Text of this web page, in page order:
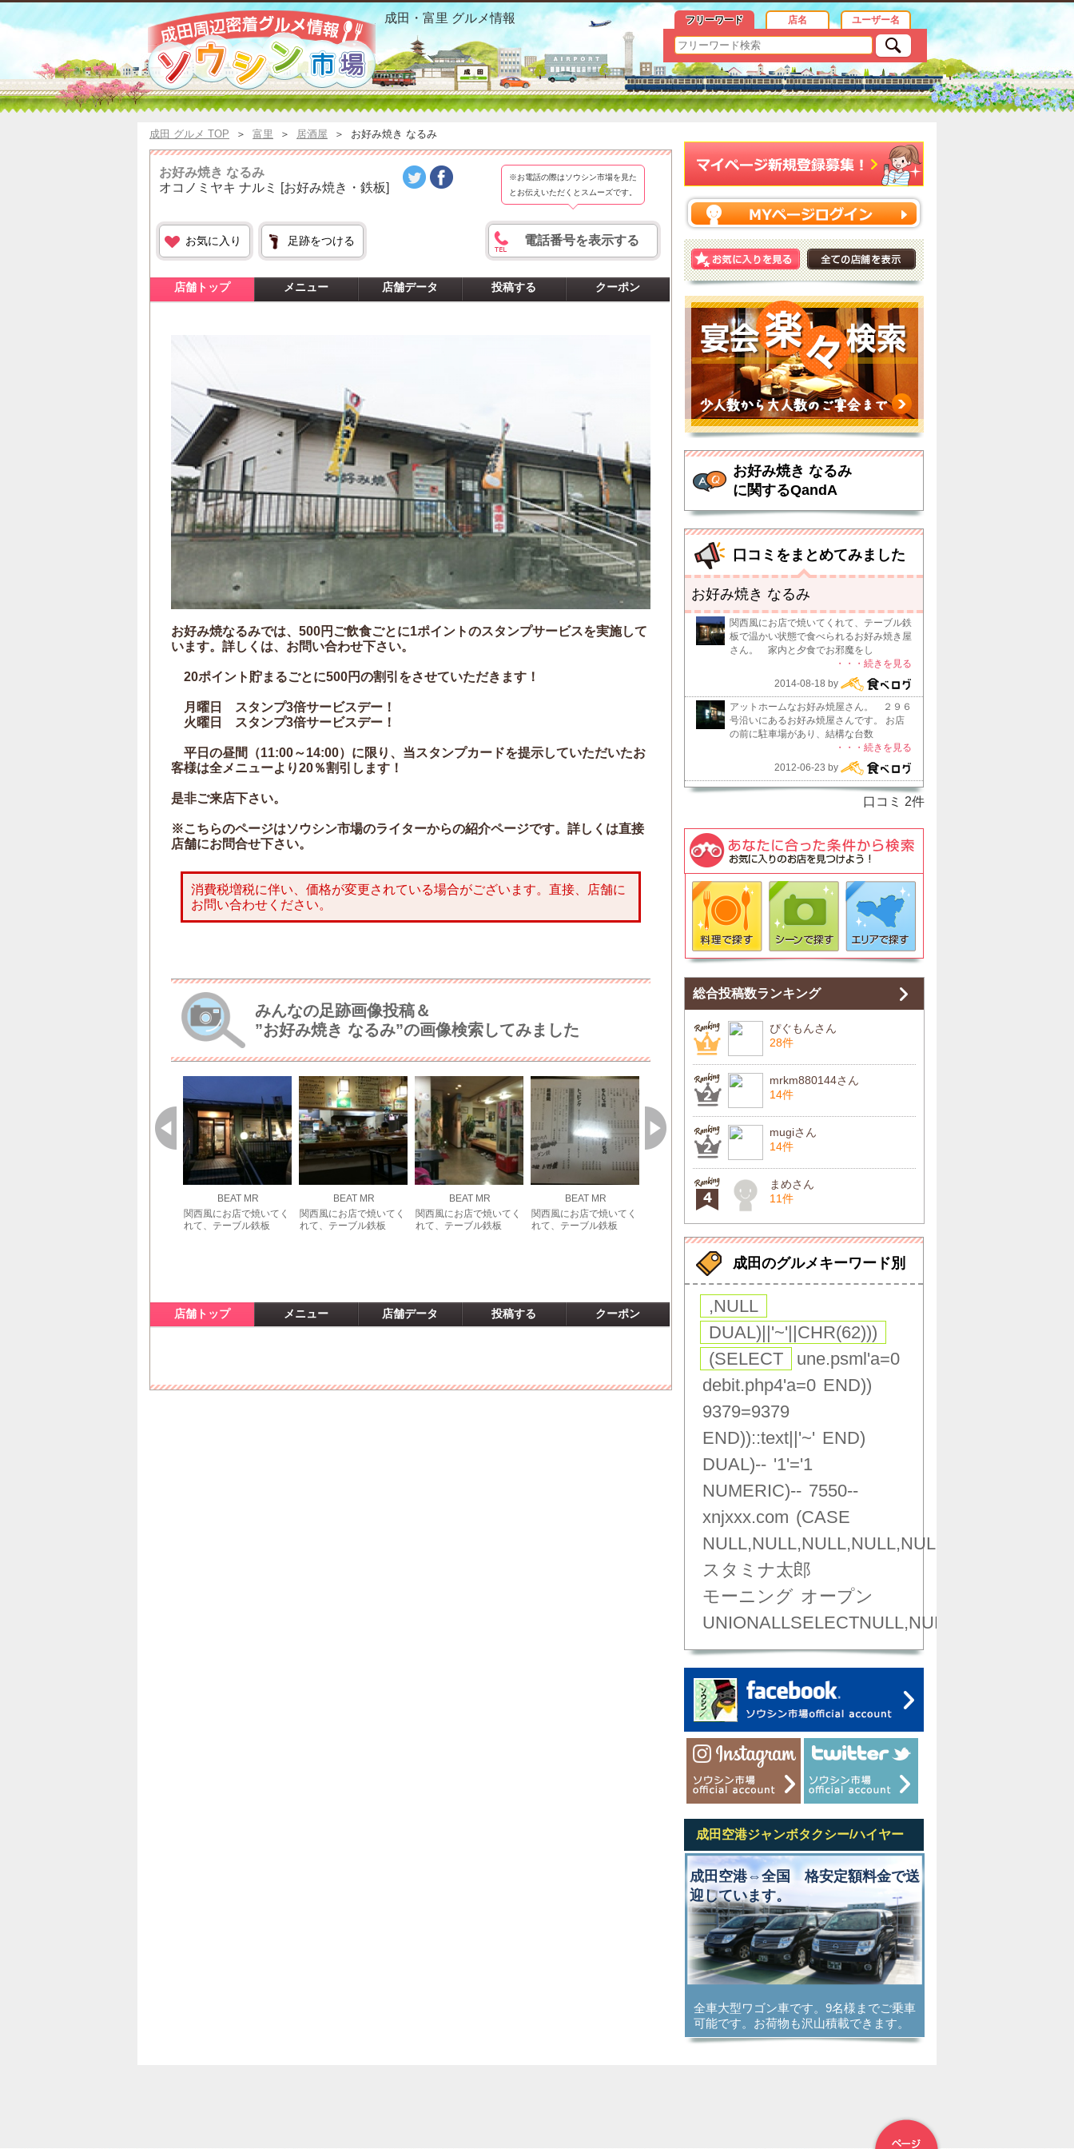
富里 お好み焼き なるみおすすめ情報
成田・富里 グルメ情報 フリーワード 店名 ユーザー名
成田 グルメ TOP ＞ 富里 ＞ 居酒屋 ＞ お好み焼き なるみ
お好み焼き なるみ
オコノミヤキ ナルミ
[お好み焼き・鉄板]
お気に入り 足跡をつける
※お電話の際はソウシン市場を見た
とお伝えいただくとスムーズです。
電話番号を表示する
店舗トップ メニュー 店舗データ 投稿する クーポン
お好み焼なるみでは、500円ご飲食ごとに1ポイントのスタンプサービスを実施して
います。詳しくは、お問い合わせ下さい。
20ポイント貯まるごとに500円の割引をさせていただきます！
月曜日 スタンプ3倍サービスデー！
火曜日 スタンプ3倍サービスデー！
平日の昼間（11:00～14:00）に限り、当スタンプカードを提示していただいたお
客様は全メニューより20％割引します！
是非ご来店下さい。
※こちらのページはソウシン市場のライターからの紹介ページです。詳しくは直接
店舗にお問合せ下さい。
消費税増税に伴い、価格が変更されている場合がございます。直接、店舗に
お問い合わせください。
みんなの足跡画像投稿＆
”お好み焼き なるみ”の画像検索してみました
BEAT MR
関西風にお店で焼いてく
れて、テーブル鉄板
BEAT MR
関西風にお店で焼いてく
れて、テーブル鉄板
BEAT MR
関西風にお店で焼いてく
れて、テーブル鉄板
BEAT MR
関西風にお店で焼いてく
れて、テーブル鉄板
BEAT MR
関西風にお店で焼いてく
れて、テーブル鉄板
屋さん。
屋さん。
店舗トップ メニュー 店舗データ 投稿する クーポン
お好み焼き なるみ
に関するQandA
口コミをまとめてみました
お好み焼き なるみ
関西風にお店で焼いてくれて、テーブル鉄
板で温かい状態で食べられるお好み焼き屋
さん。 家内と夕食でお邪魔をし
・・・続きを見る
2014-08-18 by
アットホームなお好み焼屋さん。 ２９６
号沿いにあるお好み焼屋さんです。 お店
の前に駐車場があり、結構な台数
・・・続きを見る
2012-06-23 by
口コミ 2件
総合投稿数ランキング
ぴぐもんさん
28件
mrkm880144さん
14件
mugiさん
14件
まめさん
11件
成田のグルメキーワード別
,NULL
DUAL)||'~'||CHR(62)))
(SELECT
une.psml'a=0
debit.php4'a=0 END))
9379=9379
END))::text||'~' END)
DUAL)-- '1'='1
NUMERIC)-- 7550--
xnjxxx.com (CASE
スタミナ太郎
モーニング オープン
成田空港ジャンボタクシー/ハイヤー
成田空港⇔全国 格安定額料金で送
迎しています。
全車大型ワゴン車です。9名様までご乗車
可能です。お荷物も沢山積載できます。